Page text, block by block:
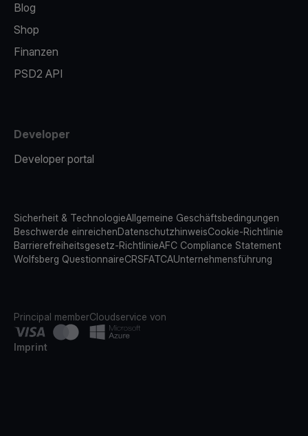
Blog
Shop
Finanzen
PSD2 API
Developer
Developer portal
Sicherheit & TechnologieAllgemeine Geschäftsbedingungen
Beschwerde einreichenDatenschutzhinweisCookie-Richtlinie
Barrierefreiheitsgesetz-RichtlinieAFC Compliance Statement
Wolfsberg QuestionnaireCRSFATCAUnternehmensführung
Principal memberCloudservice von
Imprint